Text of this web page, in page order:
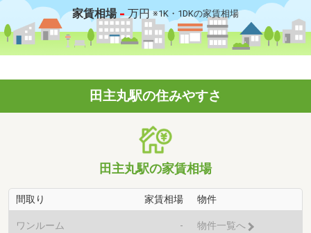
家賃相場 - 万円 ※1K・1DKの家賃相場
田主丸駅の住みやすさ
田主丸駅の家賃相場
間取り 家賃相場 物件
ワンルーム - 物件一覧へ